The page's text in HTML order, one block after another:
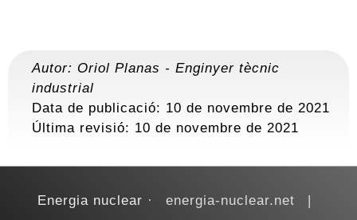
Autor: Oriol Planas - Enginyer tècnic
industrial
Data de publicació: 10 de novembre de 2021
Última revisió: 10 de novembre de 2021
Energia nuclear
energia-nuclear.net